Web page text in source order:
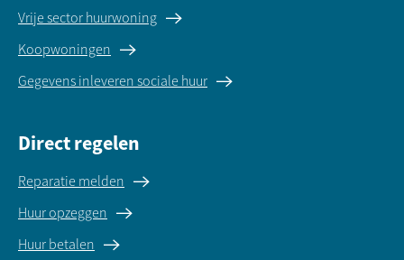
Vrije sector huurwoning
Koopwoningen
Gegevens inleveren sociale huur
Direct regelen
Reparatie melden
Huur opzeggen
Huur betalen